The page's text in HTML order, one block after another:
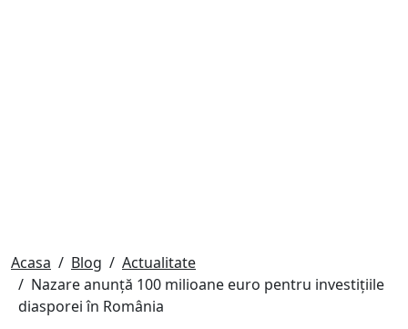
Acasa Blog
Actualitate
Nazare anunță 100 milioane euro pentru investițiile
diasporei în România